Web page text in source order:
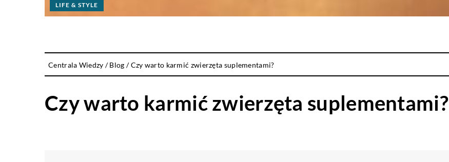
LIFE & STYLE
Centrala Wiedzy /Blog /Czy warto karmić zwierzęta suplementami?
Czy warto karmić zwierzęta suplementami?